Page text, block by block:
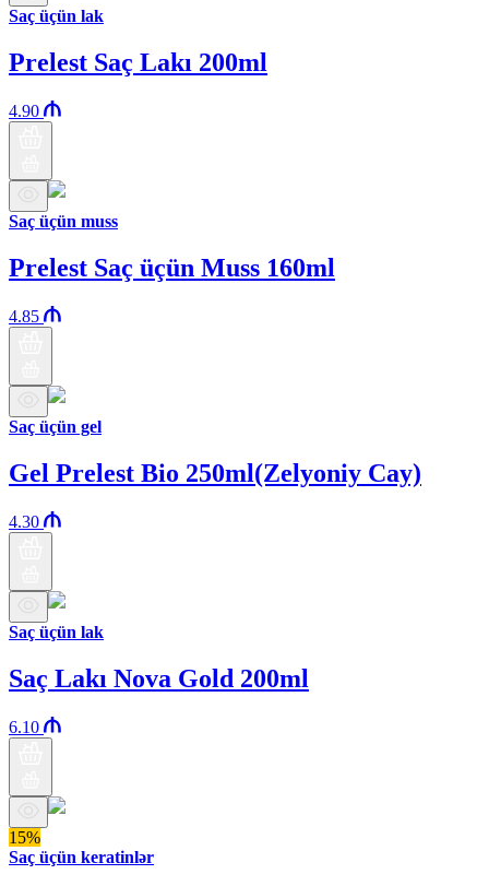
Saç üçün lak
Prelest Saç Lakı 200ml
4.90
Saç üçün muss
Prelest Saç üçün Muss 160ml
4.85
Saç üçün gel
Gel Prelest Bio 250ml(Zelyoniy Cay)
4.30
Saç üçün lak
Saç Lakı Nova Gold 200ml
6.10
15%
Saç üçün keratinlər